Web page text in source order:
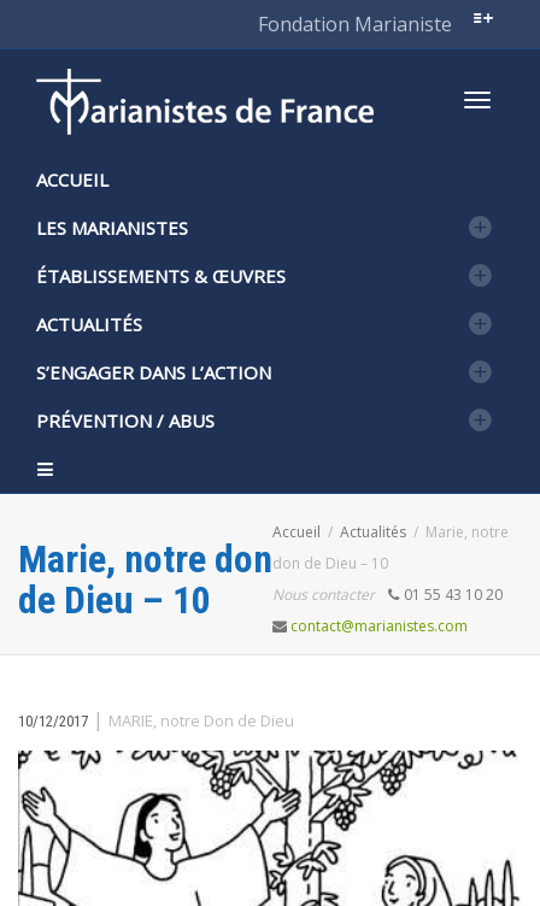
Fondation Marianiste
ACCUEIL
LES MARIANISTES
ÉTABLISSEMENTS & ŒUVRES
ACTUALITÉS
S’ENGAGER DANS L’ACTION
PRÉVENTION / ABUS
Marie, notre don
de Dieu – 10
Accueil Actualités
Marie, notre
don de Dieu – 10
Nous contacter
01 55 43 10 20
contact@marianistes.com
10/12/2017 | MARIE, notre Don de Dieu